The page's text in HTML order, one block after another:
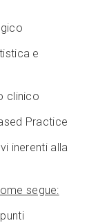
e
clinico
Practice
inerenti alla
segue: